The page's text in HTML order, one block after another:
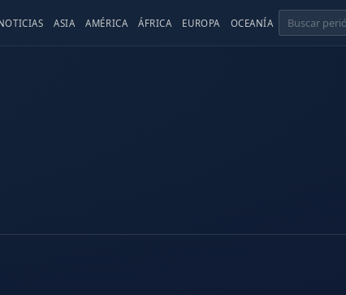
ASIA AMÉRICA ÁFRICA EUROPA OCEANÍA Buscar